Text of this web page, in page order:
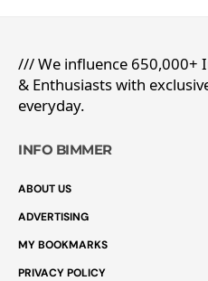
/// We influence 650,000+
& Enthusiasts with
everyday.
INFO BIMMER
ABOUT US
ADVERTISING
MY BOOKMARKS
PRIVACY POLICY